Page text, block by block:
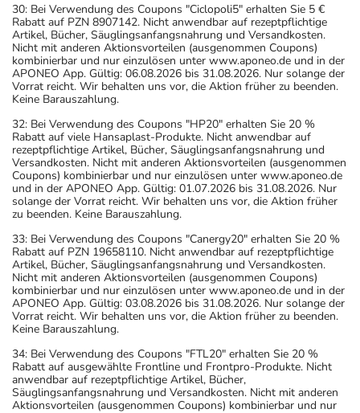
30: Bei Verwendung des Coupons "Ciclopoli5" erhalten Sie 5 €
Rabatt auf PZN 8907142. Nicht anwendbar auf rezeptpflichtige
Artikel, Bücher, Säuglingsanfangsnahrung und Versandkosten.
Nicht mit anderen Aktionsvorteilen (ausgenommen Coupons)
kombinierbar und nur einzulösen unter www.aponeo.de und in der
APONEO App. Gültig: 06.08.2026 bis 31.08.2026. Nur solange der
Vorrat reicht. Wir behalten uns vor, die Aktion früher zu beenden.
Keine Barauszahlung.
32: Bei Verwendung des Coupons "HP20" erhalten Sie 20 %
Rabatt auf viele Hansaplast-Produkte. Nicht anwendbar auf
rezeptpflichtige Artikel, Bücher, Säuglingsanfangsnahrung und
Versandkosten. Nicht mit anderen Aktionsvorteilen (ausgenommen
Coupons) kombinierbar und nur einzulösen unter www.aponeo.de
und in der APONEO App. Gültig: 01.07.2026 bis 31.08.2026. Nur
solange der Vorrat reicht. Wir behalten uns vor, die Aktion früher
zu beenden. Keine Barauszahlung.
33: Bei Verwendung des Coupons "Canergy20" erhalten Sie 20 %
Rabatt auf PZN 19658110. Nicht anwendbar auf rezeptpflichtige
Artikel, Bücher, Säuglingsanfangsnahrung und Versandkosten.
Nicht mit anderen Aktionsvorteilen (ausgenommen Coupons)
kombinierbar und nur einzulösen unter www.aponeo.de und in der
APONEO App. Gültig: 03.08.2026 bis 31.08.2026. Nur solange der
Vorrat reicht. Wir behalten uns vor, die Aktion früher zu beenden.
Keine Barauszahlung.
34: Bei Verwendung des Coupons "FTL20" erhalten Sie 20 %
Rabatt auf ausgewählte Frontline und Frontpro-Produkte. Nicht
anwendbar auf rezeptpflichtige Artikel, Bücher,
Säuglingsanfangsnahrung und Versandkosten. Nicht mit anderen
Aktionsvorteilen (ausgenommen Coupons) kombinierbar und nur